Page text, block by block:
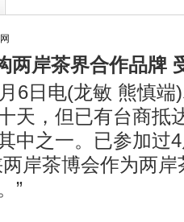
两岸茶界合作品牌
日电(龙敏 熊慎端)
天，但已有台商抵
中之一。已参加过
岸茶博会作为两
”